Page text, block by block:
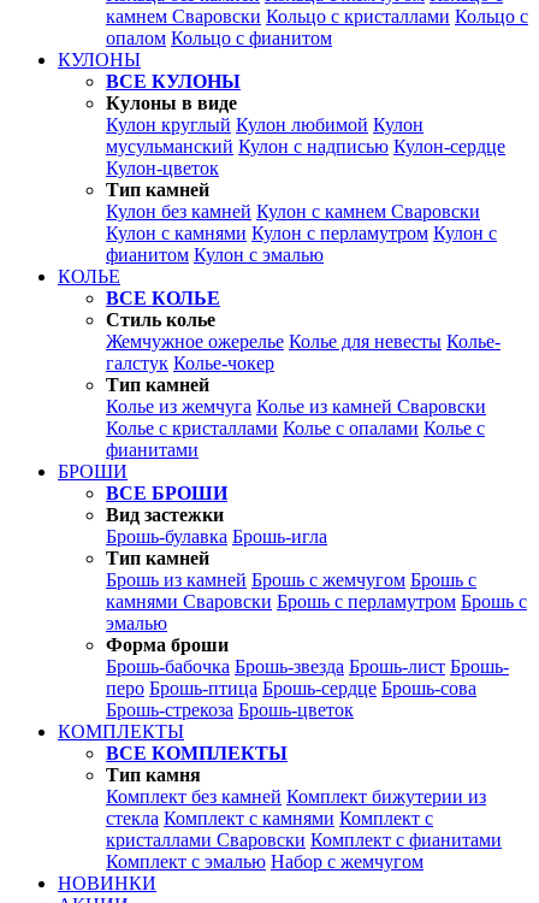
камнем Сваровски Кольцо с кристаллами Кольцо с
опалом Кольцо с фианитом
КУЛОНЫ
ВСЕ КУЛОНЫ
Кулоны в виде
Кулон круглый Кулон любимой Кулон
мусульманский Кулон с надписью Кулон-сердце
Кулон-цветок
Тип камней
Кулон без камней Кулон с камнем Сваровски
Кулон с камнями Кулон с перламутром Кулон с
фианитом Кулон с эмалью
КОЛЬЕ
ВСЕ КОЛЬЕ
Стиль колье
Жемчужное ожерелье Колье для невесты Колье-
галстук Колье-чокер
Тип камней
Колье из жемчуга Колье из камней Сваровски
Колье с кристаллами Колье с опалами Колье с
фианитами
БРОШИ
ВСЕ БРОШИ
Вид застежки
Брошь-булавка Брошь-игла
Тип камней
Брошь из камней Брошь с жемчугом Брошь с
камнями Сваровски Брошь с перламутром Брошь с
эмалью
Форма броши
Брошь-бабочка Брошь-звезда Брошь-лист Брошь-
перо Брошь-птица Брошь-сердце Брошь-сова
Брошь-стрекоза Брошь-цветок
КОМПЛЕКТЫ
ВСЕ КОМПЛЕКТЫ
Тип камня
Комплект без камней Комплект бижутерии из
стекла Комплект с камнями Комплект с
кристаллами Сваровски Комплект с фианитами
Комплект с эмалью Набор с жемчугом
НОВИНКИ